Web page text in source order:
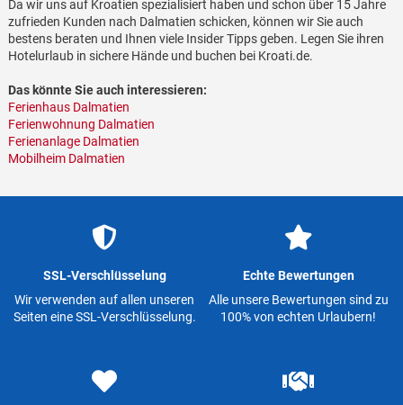
Da wir uns auf Kroatien spezialisiert haben und schon über 15 Jahre
zufrieden Kunden nach Dalmatien schicken, können wir Sie auch
bestens beraten und Ihnen viele Insider Tipps geben. Legen Sie ihren
Hotelurlaub in sichere Hände und buchen bei Kroati.de.
Das könnte Sie auch interessieren:
Ferienhaus Dalmatien
Ferienwohnung Dalmatien
Ferienanlage Dalmatien
Mobilheim Dalmatien
SSL-Verschlüsselung
Wir verwenden auf allen unseren
Seiten eine SSL-Verschlüsselung.
Echte Bewertungen
Alle unsere Bewertungen sind zu
100% von echten Urlaubern!